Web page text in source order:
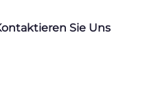
Sie Uns